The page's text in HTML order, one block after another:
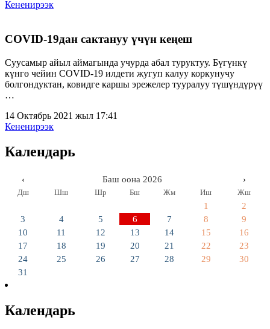
Кененирээк
COVID-19дан сактануу үчүн кеңеш
Суусамыр айыл аймагында учурда абал туруктуу. Бүгүнкү
күнгө чейин COVID-19 илдети жугуп калуу коркунучу
болгондуктан, ковидге каршы эрежелер тууралуу түшүндүрүү
…
14 Октябрь 2021 жыл 17:41
Кененирээк
Календарь
‹ Баш оона 2026 ›
Дш Шш Шр Бш Жм Иш Жш
1
2
3
4 5 6 7 8
9
10
11 12 13 14 15
16
17
18 19 20 21 22
23
24
25 26 27 28 29
30
31
Календарь